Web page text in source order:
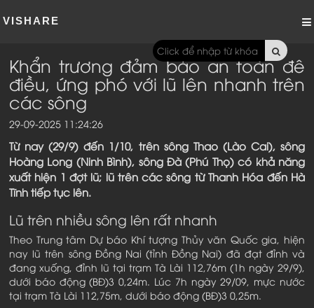
VISHARE
Khẩn trương đảm bảo an toàn đê
điều, ứng phó với lũ lên nhanh trên
các sông
29-09-2025 11:24:26
Từ nay (29/9) đến 1/10, trên sông Thao (Lào Cai), sông
Hoàng Long (Ninh Bình), sông Đà (Phú Thọ) có khả năng
xuất hiện 1 đợt lũ; lũ trên các sông từ Thanh Hóa đến Hà
Tĩnh tiếp tục lên.
Lũ trên nhiều sông lên rất nhanh
Theo Trung tâm Dự báo Khí tượng Thủy văn Quốc gia, hiện
nay lũ trên sông Đồng Nai (tỉnh Đồng Nai) đã đạt đỉnh và
đang xuống, đỉnh lũ tại trạm Tà Lài 112,76m (1h ngày 29/9),
dưới báo động (BĐ)3 0,24m. Lúc 7h ngày 29/09, mực nước
tại trạm Tà Lài 112,75m, dưới báo động (BĐ)3 0,25m.